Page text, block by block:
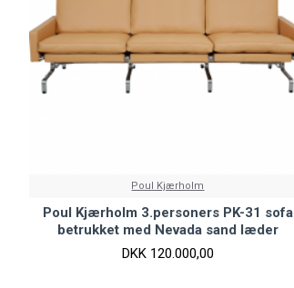
Poul Kjærholm
Poul Kjærholm 3.personers PK-31 sofa
betrukket med Nevada sand læder
DKK 120.000,00